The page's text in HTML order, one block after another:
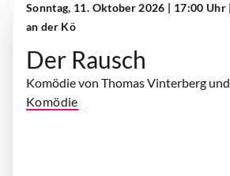
Sonntag, 11. Oktober 2026 | 17:00 Uhr
an der Kö
Der Rausch
Komödie von Thomas Vinterberg
Komödie